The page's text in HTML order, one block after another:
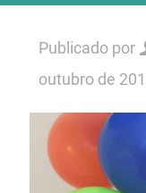
Publicado por
outubro de